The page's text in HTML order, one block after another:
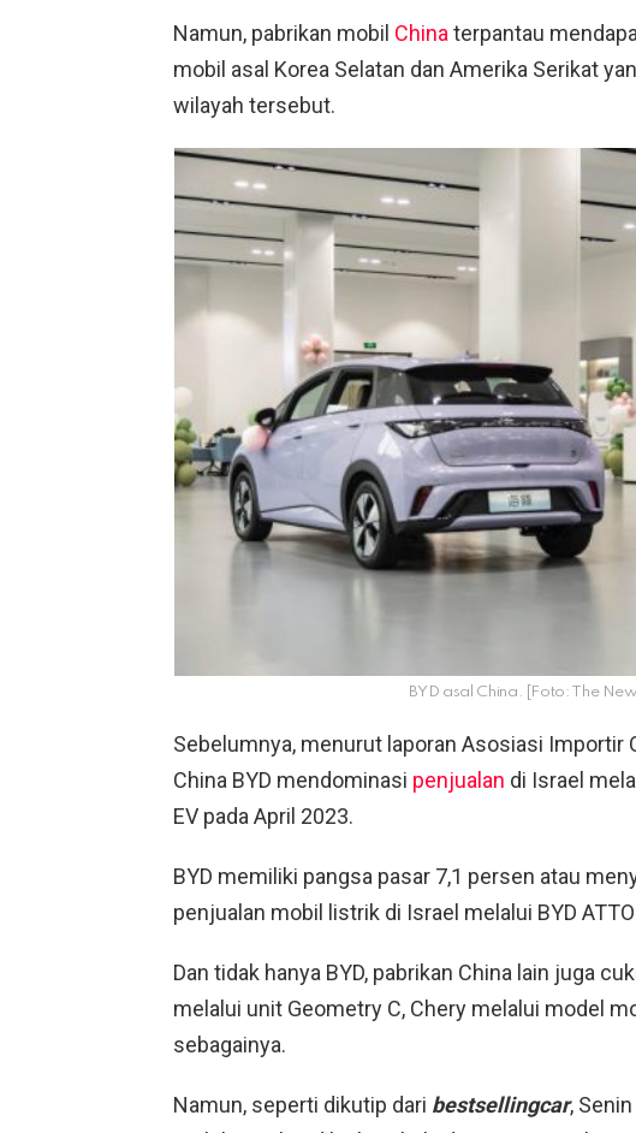
Namun, pabrikan mobil China terpantau
mobil asal Korea Selatan dan Amerika Serikat
wilayah tersebut.
BYD asal China. [Foto: The New
Sebelumnya, menurut laporan Asosiasi Importir
China BYD mendominasi penjualan di Israel
EV pada April 2023.
BYD memiliki pangsa pasar 7,1 persen atau
penjualan mobil listrik di Israel melalui BYD
Dan tidak hanya BYD, pabrikan China lain juga
melalui unit Geometry C, Chery melalui model
sebagainya.
Namun, seperti dikutip dari bestsellingcar,